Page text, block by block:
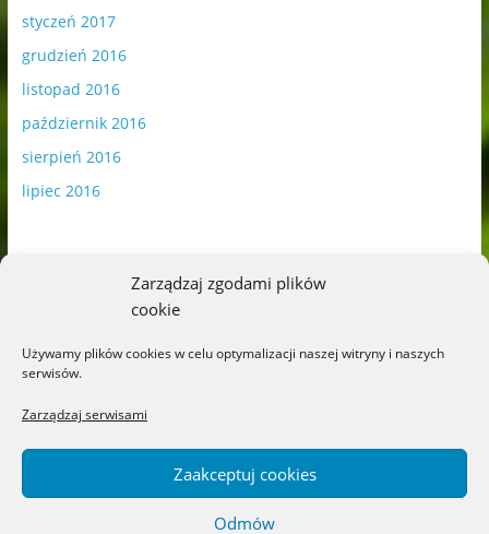
Zarządzaj zgodami plików
cookie
Używamy plików cookies w celu optymalizacji naszej witryny i naszych
serwisów.
Zarządzaj serwisami
Zaakceptuj cookies
Odmów
styczeń 2017
grudzień 2016
listopad 2016
październik 2016
sierpień 2016
lipiec 2016